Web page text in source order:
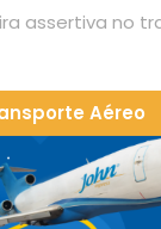
assertiva no
Aéreo
e Expresso